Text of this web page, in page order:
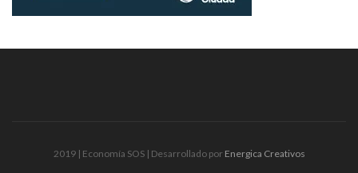
2019 | Economía SOS | Desarrollado por Energica Creativos